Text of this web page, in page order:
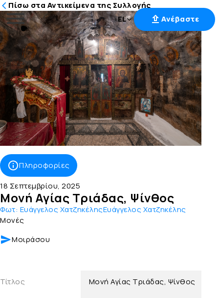
Μετάβαση
στο
περιεχόμενο
EL Ανέβαστε
Πίσω στα Αντικείμενα της Συλλογής
Πληροφορίες
18 Σεπτεμβρίου, 2025
Μονή Αγίας Τριάδας, Ψίνθος
Φωτ: Ευάγγελος ΧατζηκέληςΕυάγγελος Χατζηκέλης
Μονές
Μοιράσου
Τίτλος Μονή Αγίας Τριάδας, Ψίνθος